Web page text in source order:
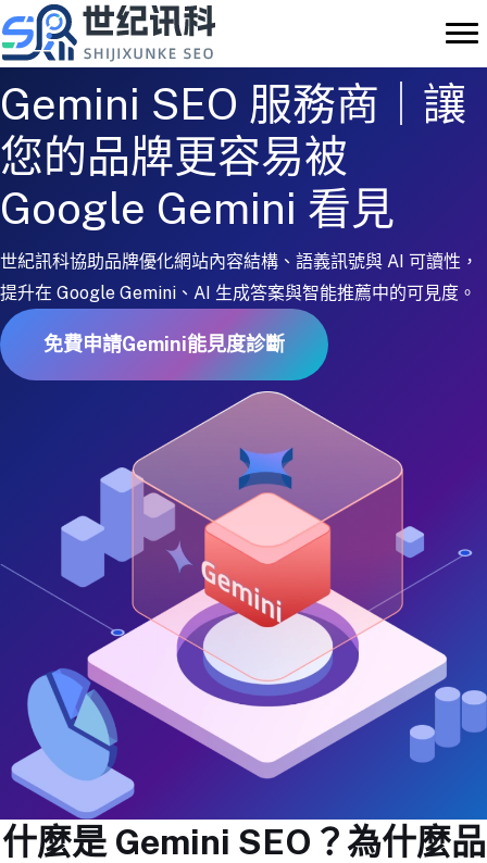
to
content
Gemini SEO 服務商｜讓
您的品牌更容易被
Google Gemini 看見
世紀訊科協助品牌優化網站內容結構、語義訊號與 AI 可讀性，
提升在 Google Gemini、AI 生成答案與智能推薦中的可見度。
免費申請Gemini能見度診斷
什麼是 Gemini SEO？為什麼品